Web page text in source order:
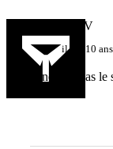
Saimon_XV
il y a 10 ans
je ne suis pas